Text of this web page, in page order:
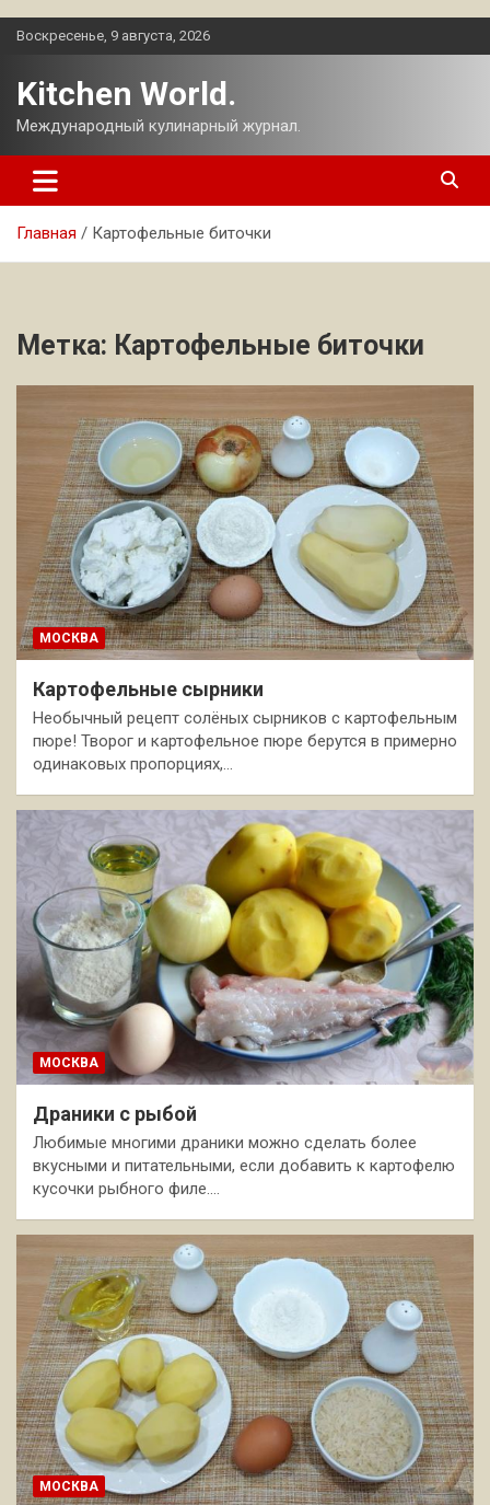
Перейти
Воскресенье, 9 августа, 2026
Kitchen World.
Международный кулинарный журнал.
Главная Картофельные биточки
Метка: Картофельные биточки
МОСКВА
Картофельные сырники
Необычный рецепт солёных сырников с картофельным
пюре! Творог и картофельное пюре берутся в примерно
одинаковых пропорциях,…
МОСКВА
Драники с рыбой
Любимые многими драники можно сделать более
вкусными и питательными, если добавить к картофелю
кусочки рыбного филе.…
МОСКВА